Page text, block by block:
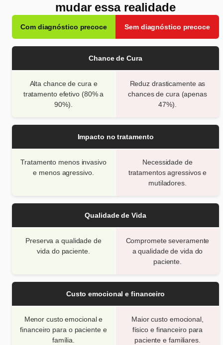
mudar essa realidade
Com diagnóstico precoce Sem diagnóstico precoce
Chance de Cura
Alta chance de cura e
tratamento efetivo (80% a
90%).
Reduz drasticamente as
chances de cura (apenas
47%).
Impacto no tratamento
Tratamento menos invasivo
e menos agressivo.
Necessidade de
tratamentos agressivos e
mutiladores.
Qualidade de Vida
Preserva a qualidade de
vida do paciente.
Compromete severamente
a qualidade de vida do
paciente.
Custo emocional e financeiro
Menor custo emocional e
financeiro para o paciente e
família.
Maior custo emocional,
físico e financeiro para
paciente e familiares.